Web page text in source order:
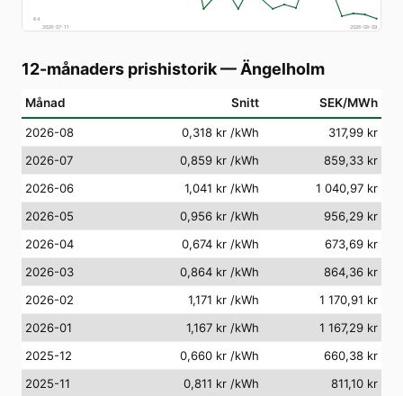
€4
2026-07-11
2026-08-09
12-månaders prishistorik— Ängelholm
Månad Snitt SEK/MWh
2026-08 0,318 kr /kWh
317,99 kr
2026-07
0,859 kr /kWh
859,33 kr
2026-06
1,041 kr /kWh
1 040,97 kr
2026-05
0,956 kr /kWh
956,29 kr
2026-04
0,674 kr /kWh
673,69 kr
2026-03
0,864 kr /kWh
864,36 kr
2026-02
1,171 kr /kWh
1 170,91 kr
2026-01
1,167 kr /kWh
1 167,29 kr
2025-12
0,660 kr /kWh
660,38 kr
2025-11
0,811 kr /kWh
811,10 kr